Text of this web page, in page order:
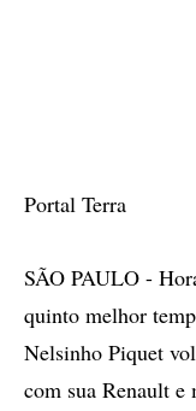
Portal Terra
SÃO PAULO -
quinto melhor
Nelsinho Piquet
com sua Renault